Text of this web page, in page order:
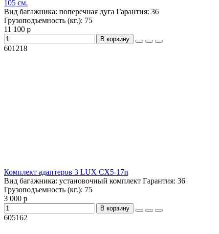
105 см.
Вид багажника: поперечная дуга Гарантия: 36
Грузоподъемность (кг.): 75
11 100 р
В корзину
601218
Комплект адаптеров 3 LUX CX5-17n
Вид багажника: установочный комплект Гарантия: 36
Грузоподъемность (кг.): 75
3 000 р
В корзину
605162